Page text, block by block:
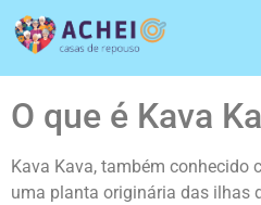
O que é Kava
Kava Kava, também conhecido
uma planta originária das ilhas